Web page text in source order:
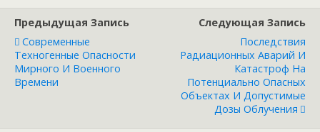
Предыдущая Запись
Современные
Техногенные Опасности
Мирного И Военного
Времени
Следующая Запись
Последствия
Радиационных Аварий И
Катастроф На
Потенциально Опасных
Объектах И Допустимые
Дозы Облучения